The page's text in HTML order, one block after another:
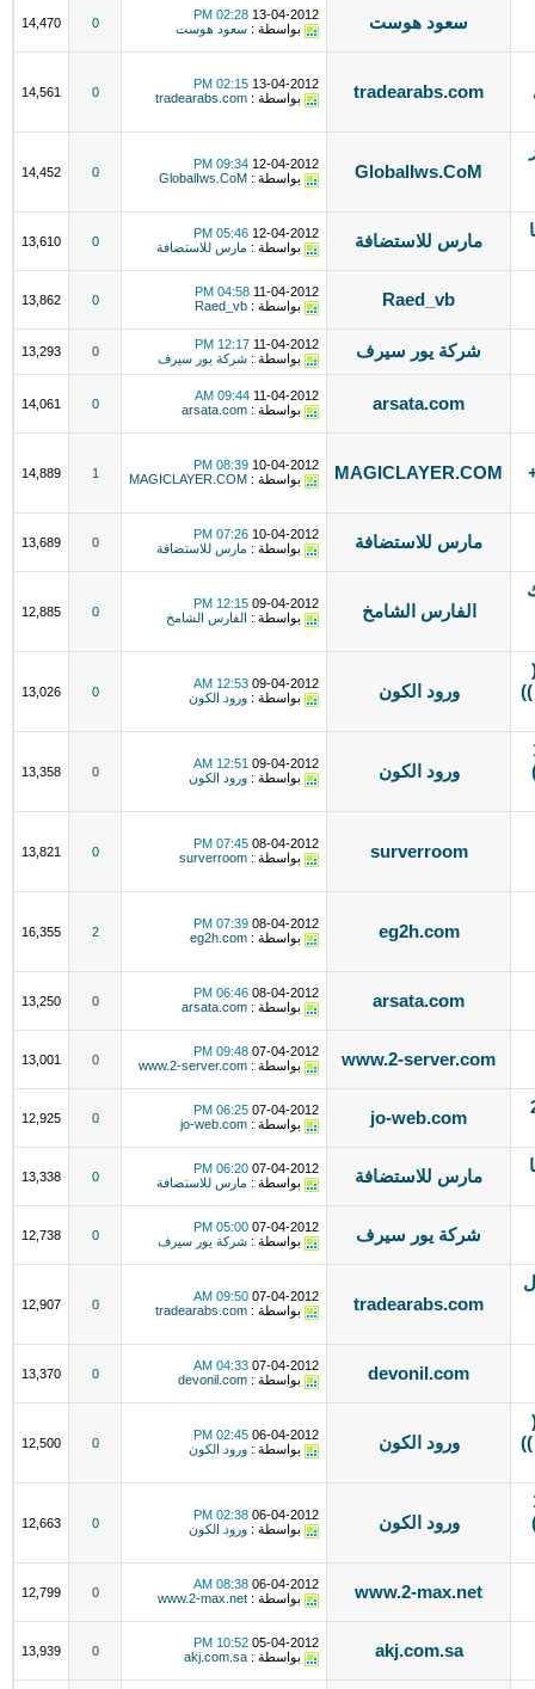
سعود هوست 13-04-2012
02:28 PM
بواسطة : سعود هوست 0
14,470
tradearabs.com
13-04-2012
02:15 PM
بواسطة : tradearabs.com
0
14,561
GlobalIws.CoM
12-04-2012
09:34 PM
بواسطة : GlobalIws.CoM
0
14,452
مارس للاستضافة 12-04-2012
05:46 PM
بواسطة : مارس للاستضافة 0
13,610
Raed_vb
11-04-2012
04:58 PM
بواسطة : Raed_vb
0
13,862
شركة يور سيرف 11-04-2012
12:17 PM
بواسطة : شركة يور سيرف 0
13,293
arsata.com
11-04-2012
09:44 AM
بواسطة : arsata.com
0
14,061
+
MAGICLAYER.COM
10-04-2012
08:39 PM
بواسطة : MAGICLAYER.COM
1
14,889
مارس للاستضافة 10-04-2012
07:26 PM
بواسطة : مارس للاستضافة 0
13,689
الفارس الشامخ
09-04-2012
12:15 PM
بواسطة :
الفارس الشامخ 0
12,885
))
ورود الكون 09-04-2012
12:53 AM
بواسطة : ورود الكون 0
13,026
1
ورود الكون 09-04-2012
12:51 AM
بواسطة : ورود الكون 0
13,358
surverroom
08-04-2012
07:45 PM
بواسطة : surverroom
0
13,821
eg2h.com
08-04-2012
07:39 PM
بواسطة : eg2h.com
2
16,355
arsata.com
08-04-2012
06:46 PM
بواسطة : arsata.com
0
13,250
www.2-server.com
07-04-2012
09:48 PM
بواسطة : www.2-server.com
0
13,001
200
jo-web.com
07-04-2012
06:25 PM
بواسطة : jo-web.com
0
12,925
مارس للاستضافة 07-04-2012
06:20 PM
بواسطة : مارس للاستضافة 0
13,338
شركة يور سيرف 07-04-2012
05:00 PM
بواسطة : شركة يور سيرف 0
12,738
tradearabs.com
07-04-2012
09:50 AM
بواسطة : tradearabs.com
0
12,907
devonil.com
07-04-2012
04:33 AM
بواسطة : devonil.com
0
13,370
))
ورود الكون 06-04-2012
02:45 PM
بواسطة : ورود الكون 0
12,500
1
ورود الكون 06-04-2012
02:38 PM
بواسطة : ورود الكون 0
12,663
www.2-max.net
06-04-2012
08:38 AM
بواسطة : www.2-max.net
0
12,799
akj.com.sa
05-04-2012
10:52 PM
بواسطة : akj.com.sa
0
13,939